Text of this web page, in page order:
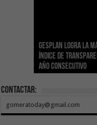
Gesplan logra la
Índice de
año consecutivo
El Gobierno
POSEICAN-Pesca
tras aumentar las
Transición
adhesión a la Red
Canarias
Visocan incorpora
vivienda protegida
asequible de Tenerife
Sanidad refuerza la
los centros de
ecografía clínica
El Gobierno de
Sal Marina
Contactar:
gomeratoday@gmail.com